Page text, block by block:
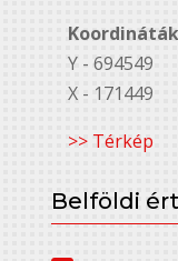
Y - 694549
X - 171449
>> Térkép
Belföldi